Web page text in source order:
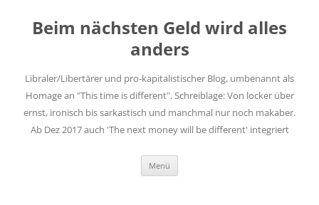
springen
Beim nächsten Geld wird alles
anders
Libraler/Libertärer und pro-kapitalistischer Blog, umbenannt als
Homage an "This time is different". Schreiblage: Von locker über
ernst, ironisch bis sarkastisch und manchmal nur noch makaber.
Ab Dez 2017 auch 'The next money will be different' integriert
Menü